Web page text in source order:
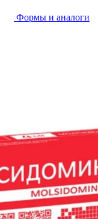
Формы и аналоги